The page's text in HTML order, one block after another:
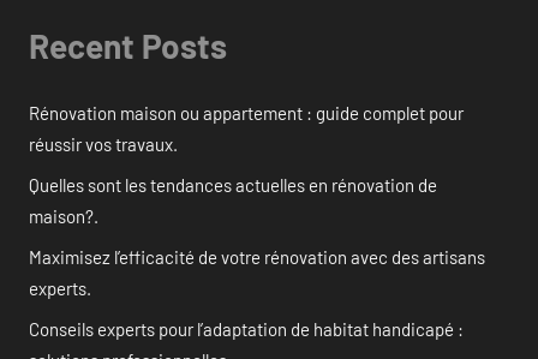
Recent Posts
Rénovation maison ou appartement : guide complet pour
réussir vos travaux.
Quelles sont les tendances actuelles en rénovation de
maison?.
Maximisez l’efficacité de votre rénovation avec des artisans
experts.
Conseils experts pour l’adaptation de habitat handicapé :